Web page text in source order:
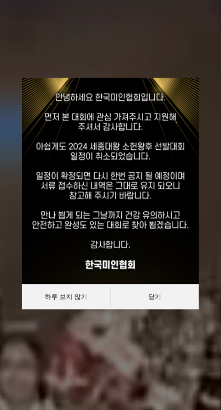
세종대왕
소헌왕후
선발대회
대한민국 한복모델 선발대회
하루 보지 않기 닫기